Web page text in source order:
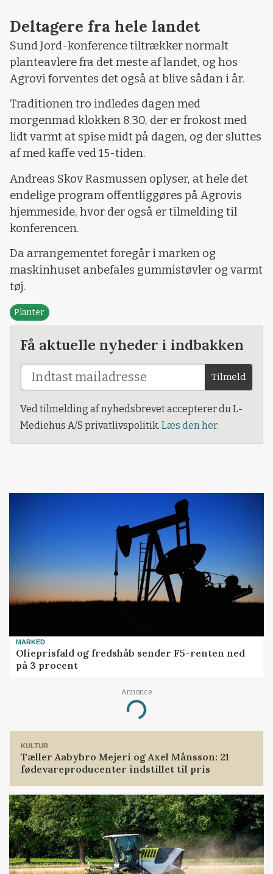
Deltagere fra hele landet
Sund Jord-konference tiltrækker normalt
planteavlere fra det meste af landet, og hos
Agrovi forventes det også at blive sådan i år.
Traditionen tro indledes dagen med
morgenmad klokken 8.30, der er frokost med
lidt varmt at spise midt på dagen, og der sluttes
af med kaffe ved 15-tiden.
Andreas Skov Rasmussen oplyser, at hele det
endelige program offentliggøres på Agrovis
hjemmeside, hvor der også er tilmelding til
konferencen.
Da arrangementet foregår i marken og
maskinhuset anbefales gummistøvler og varmt
tøj.
Planter
Få aktuelle nyheder i indbakken
Tilmeld
Ved tilmelding af nyhedsbrevet accepterer du L-
Mediehus A/S privatlivspolitik. Læs den her.
MARKED
Olieprisfald og fredshåb sender F5-renten ned
på 3 procent
Annonce
Loading...
KULTUR
Tæller Aabybro Mejeri og Axel Månsson: 21
fødevareproducenter indstillet til pris